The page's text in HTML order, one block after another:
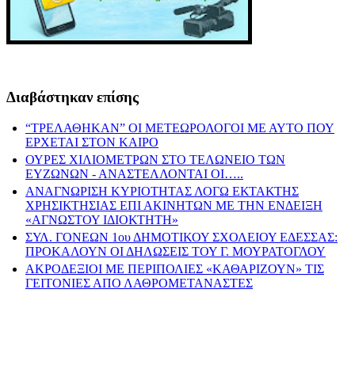
Διαβάστηκαν επίσης
“ΤΡΕΛΑΘΗΚΑΝ” ΟΙ ΜΕΤΕΩΡΟΛΟΓΟΙ ΜΕ ΑΥΤΟ ΠΟΥ
ΕΡΧΕΤΑΙ ΣΤΟΝ ΚΑΙΡΟ
ΟΥΡΕΣ ΧΙΛΙΟΜΕΤΡΩΝ ΣΤΟ ΤΕΛΩΝΕΙΟ ΤΩΝ
ΕΥΖΩΝΩΝ - ΑΝΑΣΤΕΛΛΟΝΤΑΙ ΟΙ…..
ΑΝΑΓΝΩΡΙΣΗ ΚΥΡΙΟΤΗΤΑΣ ΛΟΓΩ ΕΚΤΑΚΤΗΣ
ΧΡΗΣΙΚΤΗΣΙΑΣ ΕΠΙ ΑΚΙΝΗΤΩΝ ΜΕ ΤΗΝ ΕΝΔΕΙΞΗ
«ΑΓΝΩΣΤΟΥ ΙΔΙΟΚΤΗΤΗ»
ΣΥΛ. ΓΟΝΕΩΝ 1ου ΔΗΜΟΤΙΚΟΥ ΣΧΟΛΕΙΟΥ ΕΔΕΣΣΑΣ:
ΠΡΟΚΑΛΟΥΝ ΟΙ ΔΗΛΩΣΕΙΣ ΤΟΥ Γ. ΜΟΥΡΑΤΟΓΛΟΥ
ΑΚΡΟΔΕΞΙΟΙ ΜΕ ΠΕΡΙΠΟΛΙΕΣ «ΚΑΘΑΡΙΖΟΥΝ» ΤΙΣ
ΓΕΙΤΟΝΙΕΣ ΑΠΟ ΛΑΘΡΟΜΕΤΑΝΑΣΤΕΣ